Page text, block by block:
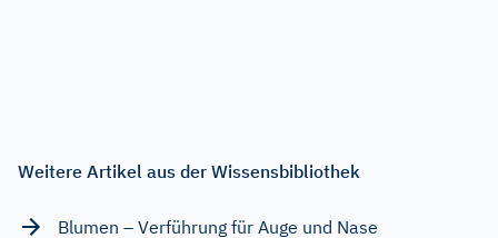
Weitere Artikel aus der Wissensbibliothek
Blumen – Verführung für Auge und Nase